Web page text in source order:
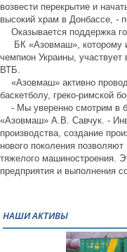
возвести перекрытие и
высокий храм в Донбассе, -
Оказывается поддержка
БК «Азовмаш», которому
чемпион Украины,
ВТБ.
«Азовмаш» активно
баскетболу, греко-римской
- Мы уверенно смотрим в
«Азовмаш» А.В. Савчук. -
производства, создание
нового поколения
тяжелого машиностроения.
предприятия и выполнения
НАШИ АКТИВЫ